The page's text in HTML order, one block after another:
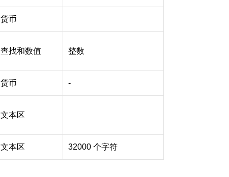
货币
查找和数值 整数
货币 -
文本区
文本区 32000 个字符